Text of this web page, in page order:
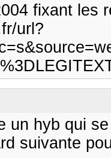
fixant les
url?
un hyb qui
suivante